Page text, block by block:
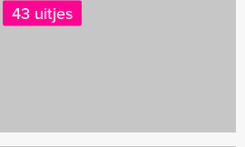
43 uitjes